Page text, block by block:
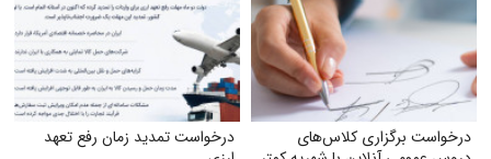
درخواست برگزاری کلاس‌های
درخواست تمدید زمان رفع تعهد